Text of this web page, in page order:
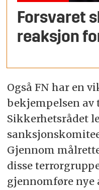
Forsvaret
reaksjon
Også FN har en
bekjempelsen av
Sikkerhetsrådet
Gjennom
disse
gjennomføre nye